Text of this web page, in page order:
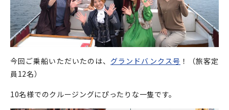
今回ご乗船いただいたのは、 グランドバンクス号 ！（旅客定
員12名）
10名様でのクルージングにぴったりな一隻です。